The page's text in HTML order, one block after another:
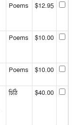
Poems $12.95
Poems $10.00
Poems $10.00
চিঠি $40.00